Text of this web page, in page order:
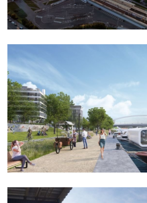
showroom elite bath/bulthaup sk